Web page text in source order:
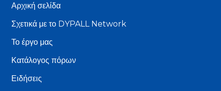
Αρχική σελίδα
Σχετικά με το DYPALL Network
Το έργο μας
Κατάλογος πόρων
Ειδήσεις